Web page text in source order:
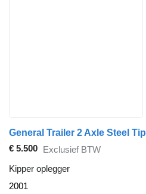
€ 5.500 Exclusief BTW
Kipper oplegger
2001